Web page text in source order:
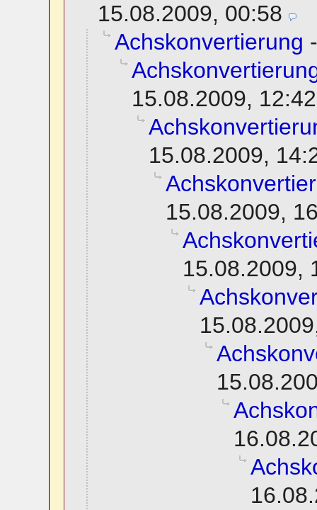
15.08.2009, 00:58
Achskonvertierung
15.08.2009, 12:42
15.08.2009,
15.08.2009,
15.08.2009,